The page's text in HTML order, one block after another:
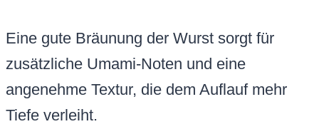
Eine gute Bräunung der Wurst sorgt für
zusätzliche Umami-Noten und eine
angenehme Textur, die dem Auflauf mehr
Tiefe verleiht.